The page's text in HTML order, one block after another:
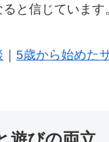
と信じています
｜ 5歳から始めた